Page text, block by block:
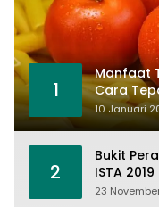
1
Manfaat
Cara
10 Januari
2
Bukit
ISTA 2019
23